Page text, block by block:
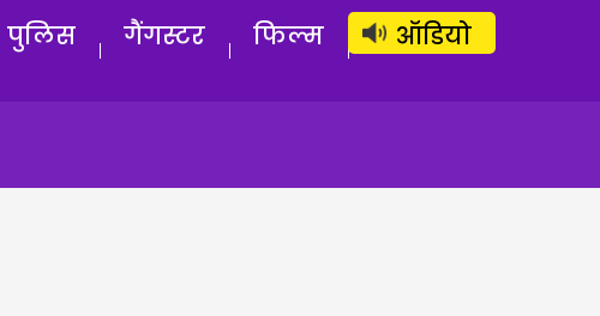
लॉग इन सब्सक्राइब करें
पुलिस गैंगस्टर फिल्म ऑडियो